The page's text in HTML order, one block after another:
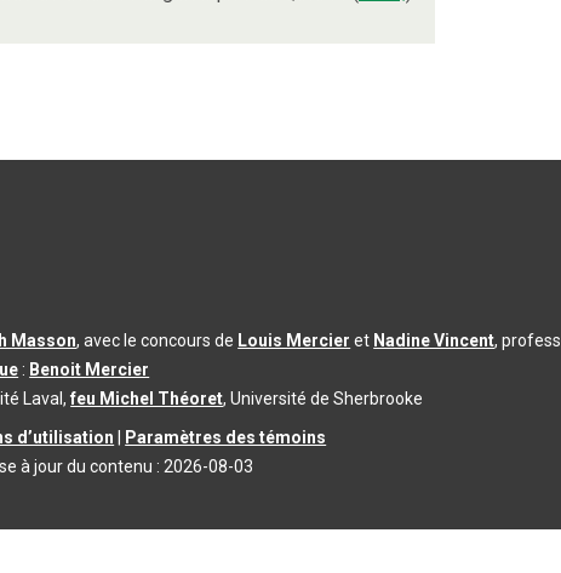
Masson, avec le concours de Louis Mercier et Nadine Vincent,
: Benoit Mercier
Laval,feu Michel Théoret, Université de Sherbrooke
d’utilisation
Paramètres des témoins
à jour du contenu : 2026-08-03